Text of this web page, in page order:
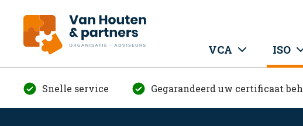
VCA ISO
Snelle service Gegarandeerd uw certificaat